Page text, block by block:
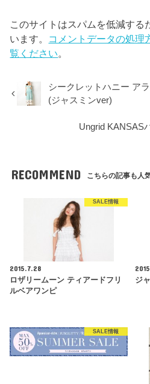
このサイトはスパムを低減する
います。 コメントデータの処理
覧ください。
シークレットハニー ア
(ジャスミンver)
Ungrid KANSAS
RECOMMEND こちらの記事も人
SALE情報
2015.7.28
ロザリームーン ティアードフリ
ルベアワンピ
ジ
SALE情報